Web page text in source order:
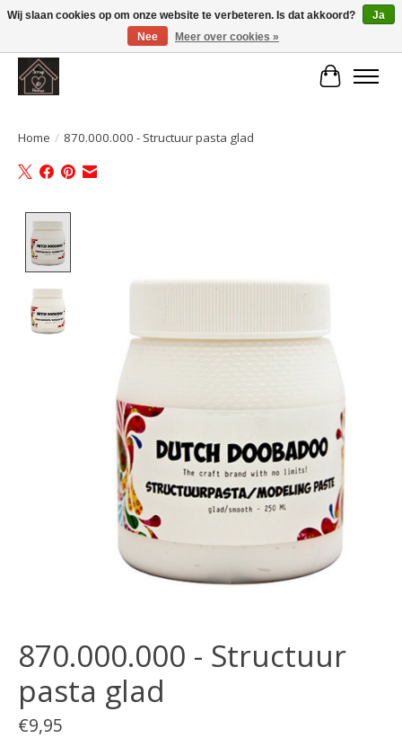
Large selection of products and fast shipping!
Home / 870.000.000 - Structuur pasta glad
870.000.000 - Structuur
pasta glad
€9,95
Wij slaan cookies op om onze website te verbeteren. Is dat akkoord?
Ja
Nee
Meer over cookies »